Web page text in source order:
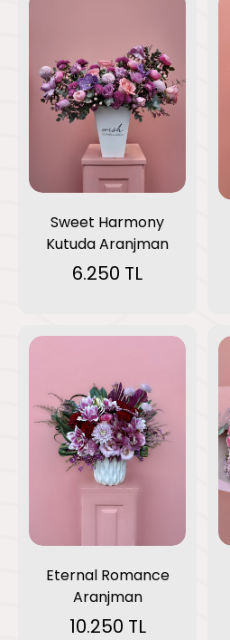
Sweet Harmony
Kutuda Aranjman
6.250 TL
Eternal Romance
Aranjman
10.250 TL